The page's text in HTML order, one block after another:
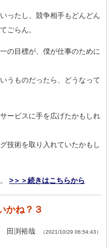
ったし、競争相手もどんどん
ごらん。
の目標が、僕が仕事のために
うものだったら、どうなって
ービスに手を広げたかもしれ
技術を取り入れていたかもし
>＞＞続きはこちらから
かね？３
渕裕哉 （2021/10/29 06:54:43）